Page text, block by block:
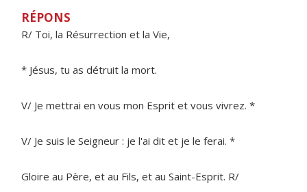
RÉPONS
R/ Toi, la Résurrection et la Vie,
* Jésus, tu as détruit la mort.
V/ Je mettrai en vous mon Esprit et vous vivrez. *
V/ Je suis le Seigneur : je l'ai dit et je le ferai. *
Gloire au Père, et au Fils, et au Saint-Esprit. R/